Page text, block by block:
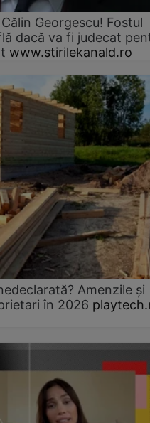
Georgescu! Fostul
dacă va fi judecat
www.stirilekanald.ro
Amenzile și
în 2026